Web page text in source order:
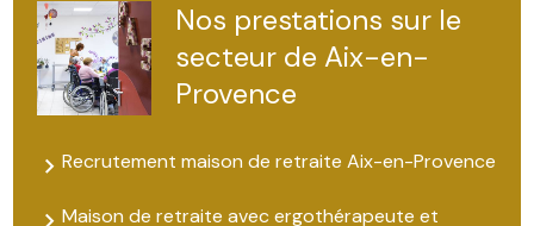
Nos prestations sur le
secteur de Aix-en-
Provence
Recrutement maison de retraite Aix-en-Provence
Maison de retraite avec ergothérapeute et